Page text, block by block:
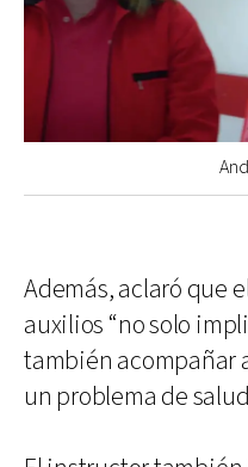
Además, aclaró que
auxilios “no solo
también acompañar
un problema de